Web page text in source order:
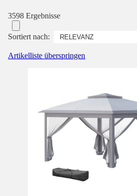
3598 Ergebnisse
Sortiert nach:
Artikelliste überspringen